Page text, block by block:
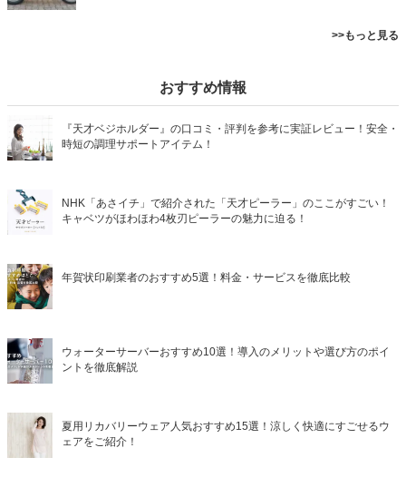
>>もっと見る
おすすめ情報
『天才ベジホルダー』の口コミ・評判を参考に実証レビュー！安全・
時短の調理サポートアイテム！
NHK「あさイチ」で紹介された「天才ピーラー」のここがすごい！
キャベツがほわほわ4枚刃ピーラーの魅力に迫る！
年賀状印刷業者のおすすめ5選！料金・サービスを徹底比較
ウォーターサーバーおすすめ10選！導入のメリットや選び方のポイ
ントを徹底解説
夏用リカバリーウェア人気おすすめ15選！涼しく快適にすごせるウ
ェアをご紹介！